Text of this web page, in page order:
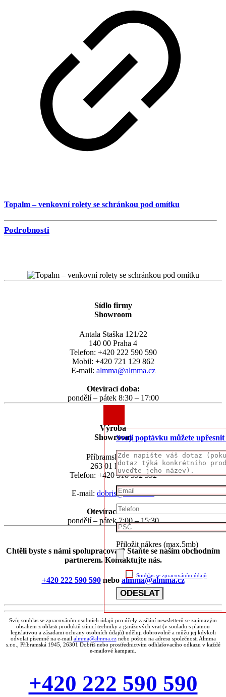
Topalm – venkovní rolety se schránkou pod omítku
Podrobnosti
Sídlo firmy
Showroom
Antala Staška 121/22
140 00 Praha 4
Telefon: +420 222 590 590
Mobil: +420 721 129 862
E-mail: almma@almma.cz
Otevírací doba:
pondělí – pátek 8:30 – 17:00
Výroba
Showroom
Příbramská 1945
263 01 Dobříš
Telefon: +420 318 592 592
E-mail: dobris@almma.cz
Otevírací doba:
pondělí – pátek 7:00 – 15:30
Chtěli byste s námi spolupracovat? Staňte se naším obchodním
partnerem. Kontaktujte nás.
+420 222 590 590nebo almma@almma.cz
Svůj souhlas se zpracováním osobních údajů pro účely zasílání newsletterů se zajímavým
obsahem z oblasti produktů stínicí techniky a garážových vrat (v souladu s platnou
legislativou a zásadami ochrany osobních údajů) uděluji dobrovolně a můžu jej kdykoli
odvolat písemně na e-mail almma@almma.cznebo poštou na adresu společnosti Almma
s.r.o., Příbramská 1945, 26301 Dobříš nebo prostřednictvím odhlašovacího odkazu v každé
e-mailové kampani.
+420 222 590 590
Svoji poptávku můžete
Přiložit nákres (max.5mb)
Souhlas se zpracováním údajů